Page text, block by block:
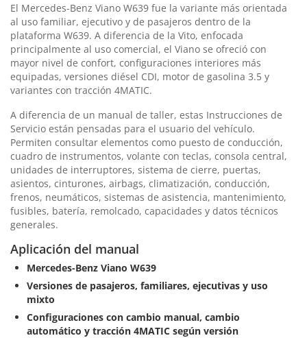
El Mercedes-Benz Viano W639 fue la variante más orientada
al uso familiar, ejecutivo y de pasajeros dentro de la
plataforma W639. A diferencia de la Vito, enfocada
principalmente al uso comercial, el Viano se ofreció con
mayor nivel de confort, configuraciones interiores más
equipadas, versiones diésel CDI, motor de gasolina 3.5 y
variantes con tracción 4MATIC.
A diferencia de un manual de taller, estas Instrucciones de
Servicio están pensadas para el usuario del vehículo.
Permiten consultar elementos como puesto de conducción,
cuadro de instrumentos, volante con teclas, consola central,
unidades de interruptores, sistema de cierre, puertas,
asientos, cinturones, airbags, climatización, conducción,
frenos, neumáticos, sistemas de asistencia, mantenimiento,
fusibles, batería, remolcado, capacidades y datos técnicos
generales.
Aplicación del manual
Mercedes-Benz Viano W639
Versiones de pasajeros, familiares, ejecutivas y uso
mixto
Configuraciones con cambio manual, cambio
automático y tracción 4MATIC según versión